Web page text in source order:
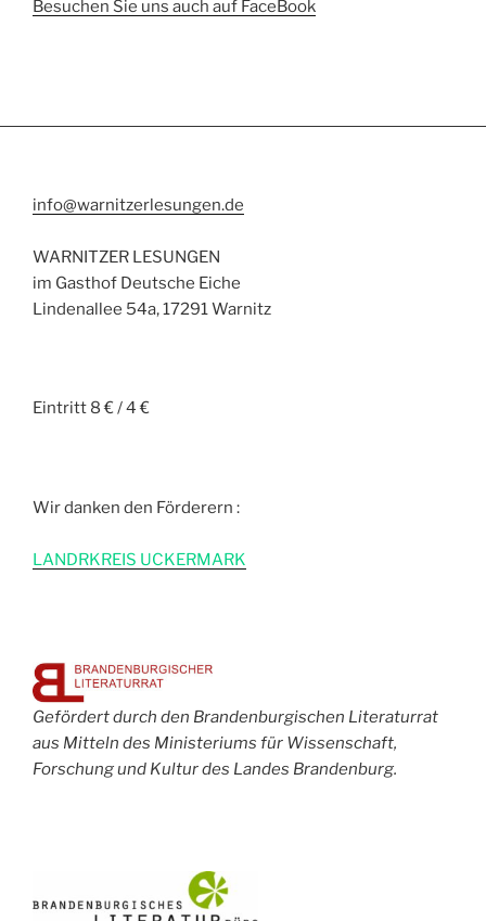
Besuchen Sie uns auch auf FaceBook
info@warnitzerlesungen.de
WARNITZER LESUNGEN
im Gasthof Deutsche Eiche
Lindenallee 54a, 17291 Warnitz
Eintritt 8 € / 4 €
Wir danken den Förderern :
LANDRKREIS UCKERMARK
Gefördert durch den Brandenburgischen Literaturrat
aus Mitteln des Ministeriums für Wissenschaft,
Forschung und Kultur des Landes Brandenburg.